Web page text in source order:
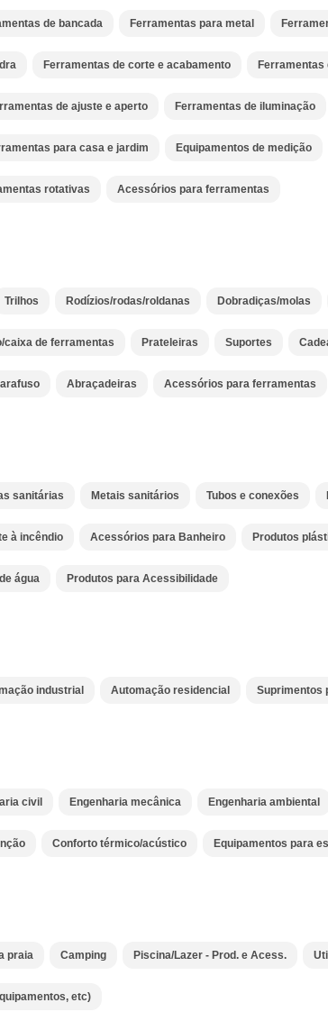
de bancada Ferramentas para metal
Ferramentas de corte e acabamento Ferramentas
de ajuste e aperto Ferramentas de iluminação
para casa e jardim Equipamentos de medição
rotativas Acessórios para ferramentas
Trilhos Rodízios/rodas/roldanas Dobradiças/molas
caixa de ferramentas Prateleiras Suportes
Abraçadeiras Acessórios para ferramentas
sanitárias Metais sanitários Tubos e conexões
à incêndio Acessórios para Banheiro Produtos
água Produtos para Acessibilidade
industrial Automação residencial Suprimentos
civil Engenharia mecânica Engenharia ambiental
Conforto térmico/acústico Equipamentos para
praia Camping Piscina/Lazer - Prod. e Acess.
etc)